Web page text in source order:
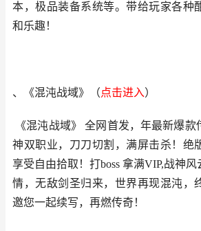
本，极品装备系统等。带给玩家各种
和乐趣！
、《混沌战域》 （点击进入）
《混沌战域》 全网首发，年最新爆
神双职业，刀刀切割，满屏击杀！绝
享受自由拾取！打boss 拿满VIP,战神
情，无敌剑圣归来，世界再现混沌，
邀您一起续写，再燃传奇！